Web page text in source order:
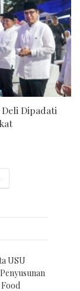
Dipadati
USU